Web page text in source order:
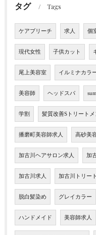
タグ Tags
ケアブリーチ 求人 個
現代女性 子供カット
尾上美容室 イルミナカラ
美容師 ヘッドスパ
学割 髪質改善Sトリートメ
播磨町美容師求人 高砂美
加古川ヘアサロン求人 加
加古川求人 加古川トリー
脱白髪染め グレイカラー
ハンドメイド 美容師求人